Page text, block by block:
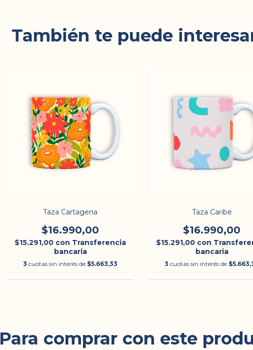
También te puede
Taza Cartagena
$16.990,00
$15.291,00 con Transferencia
bancaria
3 cuotas sin interés de $5.663,33
Taza Caribe
$16.990,00
$15.291,00 con
bancaria
3 cuotas sin interés de
Para comprar con este